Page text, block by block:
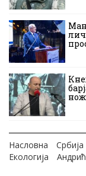
Насловна Србија
Екологија